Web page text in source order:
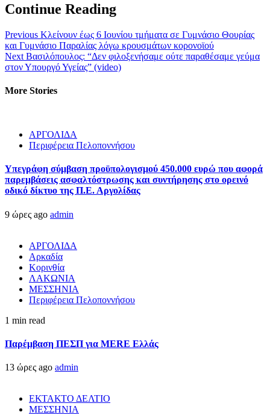
Continue Reading
Previous Κλείνουν έως 6 Ιουνίου τμήματα σε Γυμνάσιο Θουρίας
και Γυμνάσιο Παραλίας λόγω κρουσμάτων κορονοϊού
Next Βασιλόπουλος: “Δεν φιλοξενήσαμε ούτε παραθέσαμε γεύμα
στον Υπουργό Υγείας” (video)
More Stories
ΑΡΓΟΛΙΔΑ
Περιφέρεια Πελοποννήσου
Υπεγράφη σύμβαση προϋπολογισμού 450.000 ευρώ που αφορά
παρεμβάσεις ασφαλτόστρωσης και συντήρησης στο ορεινό
οδικό δίκτυο της Π.Ε. Αργολίδας
9 ώρες ago admin
ΑΡΓΟΛΙΔΑ
Αρκαδία
Κορινθία
ΛΑΚΩΝΙΑ
ΜΕΣΣΗΝΙΑ
Περιφέρεια Πελοποννήσου
1 min read
Παρέμβαση ΠΕΣΠ για MERE Ελλάς
13 ώρες ago admin
ΕΚΤΑΚΤΟ ΔΕΛΤΙΟ
ΜΕΣΣΗΝΙΑ